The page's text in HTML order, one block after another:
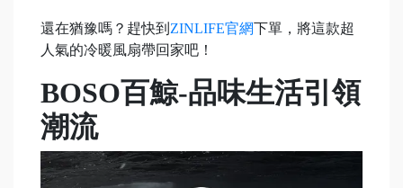
還在猶豫嗎？趕快到 ZINLIFE官網下單，將這款超
人氣的冷暖風扇帶回家吧！
BOSO百鯨-品味生活引領
潮流